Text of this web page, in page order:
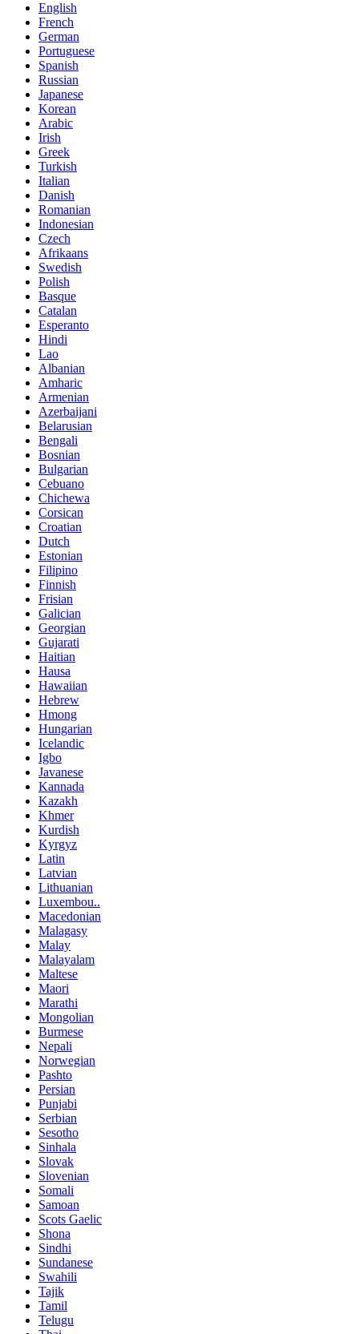
English
French
German
Portuguese
Spanish
Russian
Japanese
Korean
Arabic
Irish
Greek
Turkish
Italian
Danish
Romanian
Indonesian
Czech
Afrikaans
Swedish
Polish
Basque
Catalan
Esperanto
Hindi
Lao
Albanian
Amharic
Armenian
Azerbaijani
Belarusian
Bengali
Bosnian
Bulgarian
Cebuano
Chichewa
Corsican
Croatian
Dutch
Estonian
Filipino
Finnish
Frisian
Galician
Georgian
Gujarati
Haitian
Hausa
Hawaiian
Hebrew
Hmong
Hungarian
Icelandic
Igbo
Javanese
Kannada
Kazakh
Khmer
Kurdish
Kyrgyz
Latin
Latvian
Lithuanian
Luxembou..
Macedonian
Malagasy
Malay
Malayalam
Maltese
Maori
Marathi
Mongolian
Burmese
Nepali
Norwegian
Pashto
Persian
Punjabi
Serbian
Sesotho
Sinhala
Slovak
Slovenian
Somali
Samoan
Scots Gaelic
Shona
Sindhi
Sundanese
Swahili
Tajik
Tamil
Telugu